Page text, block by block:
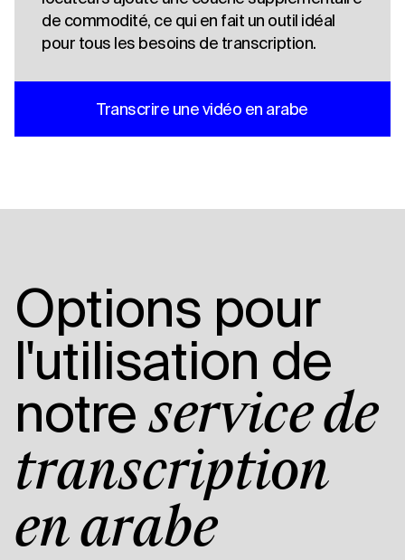
de commodité, ce qui en fait un outil idéal
pour tous les besoins de transcription.
Transcrire une vidéo en arabe
Options pour
l'utilisation de
notre service de
transcription
en arabe